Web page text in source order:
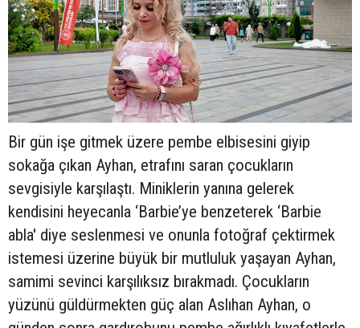
Bir gün işe gitmek üzere pembe elbisesini giyip
sokağa çıkan Ayhan, etrafını saran çocukların
sevgisiyle karşılaştı. Miniklerin yanına gelerek
kendisini heyecanla ‘Barbie’ye benzeterek ‘Barbie
abla' diye seslenmesi ve onunla fotoğraf çektirmek
istemesi üzerine büyük bir mutluluk yaşayan Ayhan,
samimi sevinci karşılıksız bırakmadı. Çocukların
yüzünü güldürmekten güç alan Aslıhan Ayhan, o